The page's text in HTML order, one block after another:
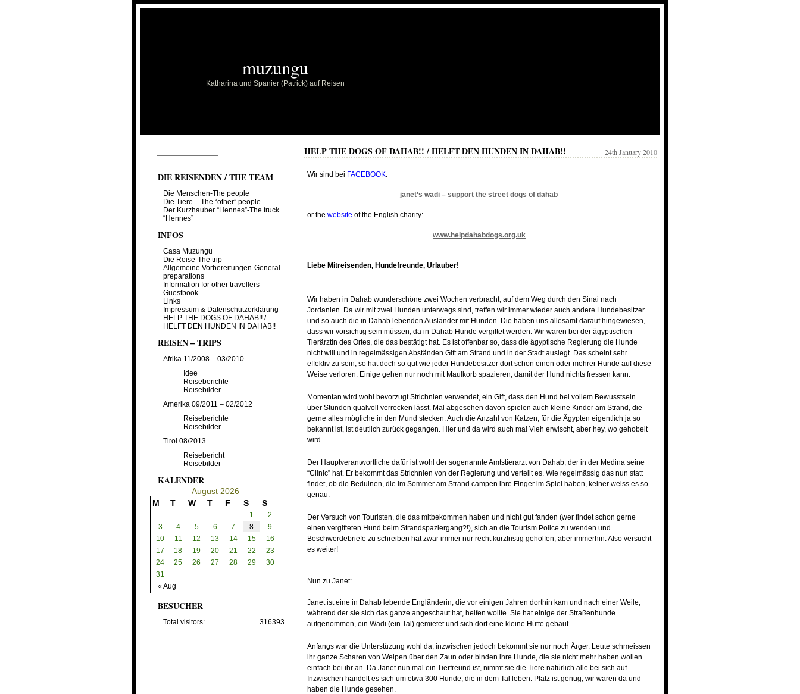
muzungu
Katharina und Spanier (Patrick) auf Reisen
DIE REISENDEN / THE TEAM
Die Menschen-The people
Die Tiere – The “other” people
Der Kurzhauber “Hennes”-The truck
“Hennes”
INFOS
Casa Muzungu
Die Reise-The trip
Allgemeine Vorbereitungen-General
preparations
Information for other travellers
Guestbook
Links
Impressum & Datenschutzerklärung
HELP THE DOGS OF DAHAB!! /
HELFT DEN HUNDEN IN DAHAB!!
REISEN – TRIPS
Afrika 11/2008 – 03/2010
Idee
Reiseberichte
Reisebilder
Amerika 09/2011 – 02/2012
Reiseberichte
Reisebilder
Tirol 08/2013
Reisebericht
Reisebilder
KALENDER
August 2026
M
T W T F S S
« Aug
1
2
3
4 5 6 7 8
9
10
11 12 13 14 15
16
17
18 19 20 21 22
23
24
25 26 27 28 29
30
31
BESUCHER
316393
Total visitors:
HELP THE DOGS OF DAHAB!! / HELFT DEN HUNDEN IN DAHAB!! 24th January 2010
Wir sind bei FACEBOOK:
janet’s wadi – support the street dogs of dahab
or the website of the English charity:
www.helpdahabdogs.org.uk
Liebe Mitreisenden, Hundefreunde, Urlauber!
Wir haben in Dahab wunderschöne zwei Wochen verbracht, auf dem Weg durch den Sinai nach
Jordanien. Da wir mit zwei Hunden unterwegs sind, treffen wir immer wieder auch andere Hundebesitzer
und so auch die in Dahab lebenden Ausländer mit Hunden. Die haben uns allesamt darauf hingewiesen,
dass wir vorsichtig sein müssen, da in Dahab Hunde vergiftet werden. Wir waren bei der ägyptischen
Tierärztin des Ortes, die das bestätigt hat. Es ist offenbar so, dass die ägyptische Regierung die Hunde
nicht will und in regelmässigen Abständen Gift am Strand und in der Stadt auslegt. Das scheint sehr
effektiv zu sein, so hat doch so gut wie jeder Hundebesitzer dort schon einen oder mehrer Hunde auf diese
Weise verloren. Einige gehen nur noch mit Maulkorb spazieren, damit der Hund nichts fressen kann.
Momentan wird wohl bevorzugt Strichnien verwendet, ein Gift, dass den Hund bei vollem Bewusstsein
über Stunden qualvoll verrecken lässt. Mal abgesehen davon spielen auch kleine Kinder am Strand, die
gerne alles mögliche in den Mund stecken. Auch die Anzahl von Katzen, für die Ägypten eigentlich ja so
bekannt ist, ist deutlich zurück gegangen. Hier und da wird auch mal Vieh erwischt, aber hey, wo gehobelt
wird…
Der Hauptverantwortliche dafür ist wohl der sogenannte Amtstierarzt von Dahab, der in der Medina seine
“Clinic” hat. Er bekommt das Strichnien von der Regierung und verteilt es. Wie regelmässig das nun statt
findet, ob die Beduinen, die im Sommer am Strand campen ihre Finger im Spiel haben, keiner weiss es so
genau.
Der Versuch von Touristen, die das mitbekommen haben und nicht gut fanden (wer findet schon gerne
einen vergifteten Hund beim Strandspaziergang?!), sich an die Tourism Police zu wenden und
Beschwerdebriefe zu schreiben hat zwar immer nur recht kurzfristig geholfen, aber immerhin. Also versucht
es weiter!
Nun zu Janet:
Janet ist eine in Dahab lebende Engländerin, die vor einigen Jahren dorthin kam und nach einer Weile,
während der sie sich das ganze angeschaut hat, helfen wollte. Sie hat einige der Straßenhunde
aufgenommen, ein Wadi (ein Tal) gemietet und sich dort eine kleine Hütte gebaut.
Anfangs war die Unterstüzung wohl da, inzwischen jedoch bekommt sie nur noch Ärger. Leute schmeissen
ihr ganze Scharen von Welpen über den Zaun oder binden ihre Hunde, die sie nicht mehr haben wollen
einfach bei ihr an. Da Janet nun mal ein Tierfreund ist, nimmt sie die Tiere natürlich alle bei sich auf.
Inzwischen handelt es sich um etwa 300 Hunde, die in dem Tal leben. Platz ist genug, wir waren da und
haben die Hunde gesehen.